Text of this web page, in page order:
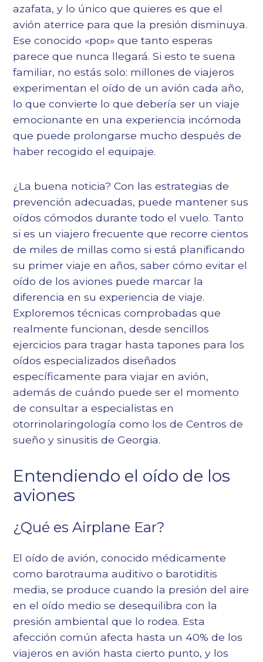
azafata, y lo único que quieres es que el
avión aterrice para que la presión disminuya.
Ese conocido «pop» que tanto esperas
parece que nunca llegará. Si esto te suena
familiar, no estás solo: millones de viajeros
experimentan el oído de un avión cada año,
lo que convierte lo que debería ser un viaje
emocionante en una experiencia incómoda
que puede prolongarse mucho después de
haber recogido el equipaje.
¿La buena noticia? Con las estrategias de
prevención adecuadas, puede mantener sus
oídos cómodos durante todo el vuelo. Tanto
si es un viajero frecuente que recorre cientos
de miles de millas como si está planificando
su primer viaje en años, saber cómo evitar el
oído de los aviones puede marcar la
diferencia en su experiencia de viaje.
Exploremos técnicas comprobadas que
realmente funcionan, desde sencillos
ejercicios para tragar hasta tapones para los
oídos especializados diseñados
específicamente para viajar en avión,
además de cuándo puede ser el momento
de consultar a especialistas en
otorrinolaringología como los deCentros de
sueño y sinusitis de Georgia.
Entendiendo el oído de los
aviones
¿Qué es Airplane Ear?
El oído de avión, conocido médicamente
como barotrauma auditivo o barotiditis
media, se produce cuando la presión del aire
en el oído medio se desequilibra con la
presión ambiental que lo rodea. Esta
afección común afecta hasta un 40% de los
viajeros en avión hasta cierto punto, y los